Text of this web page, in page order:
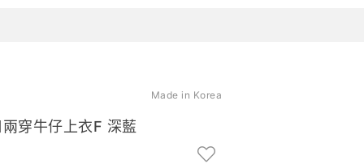
Made in Korea
穿牛仔上衣F 深藍